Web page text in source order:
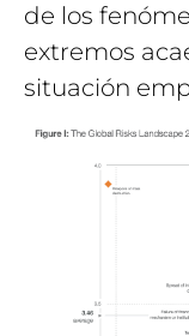
de los
extremos
situación